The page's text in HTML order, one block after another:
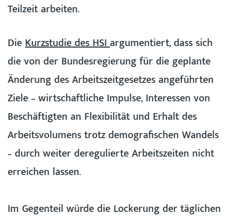
Teilzeit arbeiten.
DieKurzstudie des HSIargumentiert, dass sich
die von der Bundesregierung für die geplante
Änderung des Arbeitszeitgesetzes angeführten
Ziele – wirtschaftliche Impulse, Interessen von
Beschäftigten an Flexibilität und Erhalt des
Arbeitsvolumens trotz demografischen Wandels
– durch weiter deregulierte Arbeitszeiten nicht
erreichen lassen.
Im Gegenteil würde die Lockerung der täglichen